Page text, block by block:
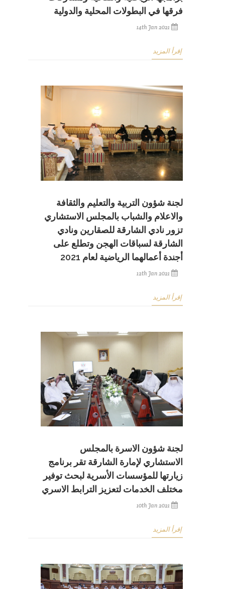
فرقها في البطولات المحلية والدولية
14th Jan 2021
إقرأ المزيد
لجنة شؤون التربية والتعليم والثقافة
والاعلام والشباب بالمجلس الاستشاري
تزور نادي الشارقة للصقارين ونادي
الشارقة لسباقات الهجن وتطلع على
أجندة أعمالهما الرياضية لعام 2021
12th Jan 2021
إقرأ المزيد
لجنة شؤون الاسرة بالمجلس
الاستشاري لإمارة الشارقة تقر برنامج
زيارتها للمؤسسات الأسرية لبحث توفير
مختلف الخدمات لتعزيز الترابط الاسري
10th Jan 2021
إقرأ المزيد